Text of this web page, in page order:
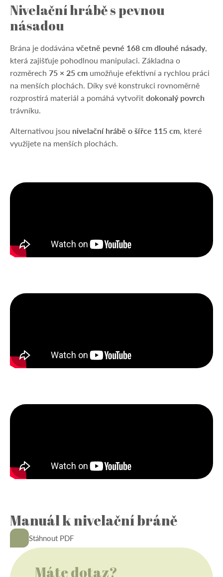
Nivelační hrábě s pevnou
násadou
Brána je dodávána včetně pevné 168 cm dlouhé násady,
která zajišťuje pohodlnou manipulaci. Základna o
rozměrech 75 × 25 cm umožňuje efektivní a rychlou práci
na menších plochách. Díky své konstrukci rovnoměrně
rozprostírá materiál a pomáhá vytvořitdokonalý povrch
trávníku.
Alternativou jsou nivelační hrábě o šířce 115 cm, které
využijete na menších plochách.
Manuál k nivelační bráně
- Stáhnout PDF
Máte dotaz?